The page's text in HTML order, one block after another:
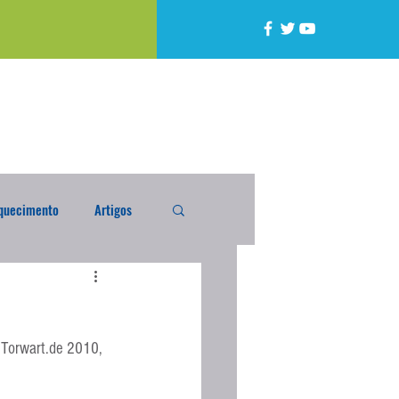
Artigos
Compra Exterior
Enquete
2010,